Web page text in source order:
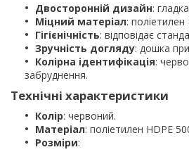
Двосторонній дизайн:
Міцний матеріал: поліетилен
Гігієнічність: відповідає
Зручність догляду: дошка
Колірна ідентифікація:
забруднення.
Технічні характеристики
Колір: червоний.
Матеріал: поліетилен HDPE
Розміри: